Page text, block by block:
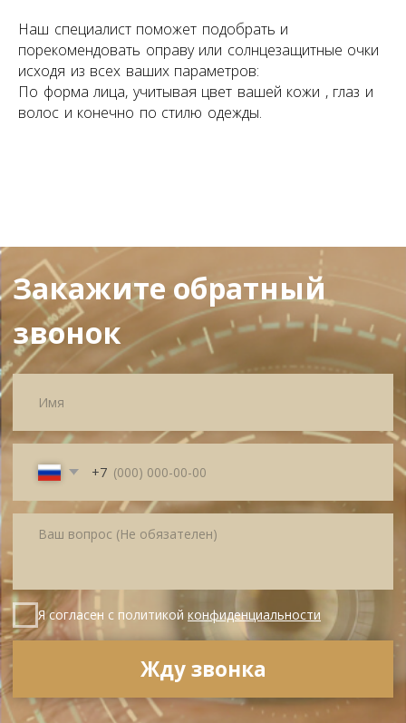
Наш специалист поможет подобрать и
порекомендовать оправу или солнцезащитные очки
исходя из всех ваших параметров:
По форма лица, учитывая цвет вашей кожи , глаз и
волос и конечно по стилю одежды.